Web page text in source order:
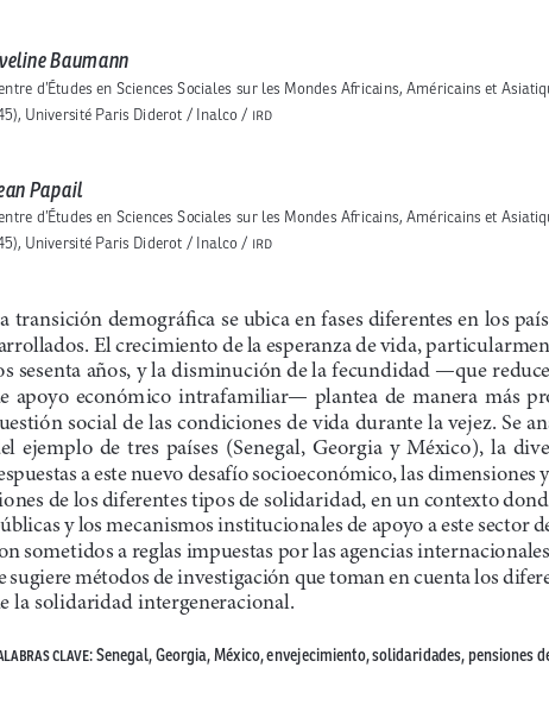
Baumann
d’Études en Sciences Sociales sur les Mondes Africains, Américains et
Université Paris Diderot / Inalco / IRD
Papail
d’Études en Sciences Sociales sur les Mondes Africains, Américains et
Université Paris Diderot / Inalco / IRD
transición demográfica se ubica en fases diferentes en los
El crecimiento de la esperanza de vida,
sesenta años, y la disminución de la fecundidad —que
apoyo  económico  intrafamiliar—  plantea  de  manera  más
social de las condiciones de vida durante la vejez. Se
ejemplo  de  tres  países  (Senegal,  Georgia  y  México),  la
a este nuevo desafío socioeconómico, las dimensiones
de los diferentes tipos de solidaridad, en un contexto
y los mecanismos institucionales de apoyo a este sector
sometidos a reglas impuestas por las agencias
sugiere métodos de investigación que toman en cuenta los
la solidaridad intergeneracional.
CLAVE: Senegal, Georgia, México, envejecimiento, solidaridades, pensiones